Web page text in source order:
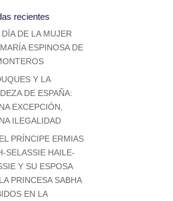
recientes
DÍA DE LA MUJER
ESPINOSA DE
Y LA
DE ESPAÑA:
EXCEPCIÓN,
ILEGALIDAD
PRÍNCIPE ERMIAS
SELASSIE HAILE-
Y SU ESPOSA
PRINCESA SABHA
EN LA